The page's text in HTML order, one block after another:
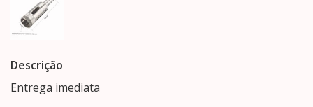
Descrição
Entrega imediata